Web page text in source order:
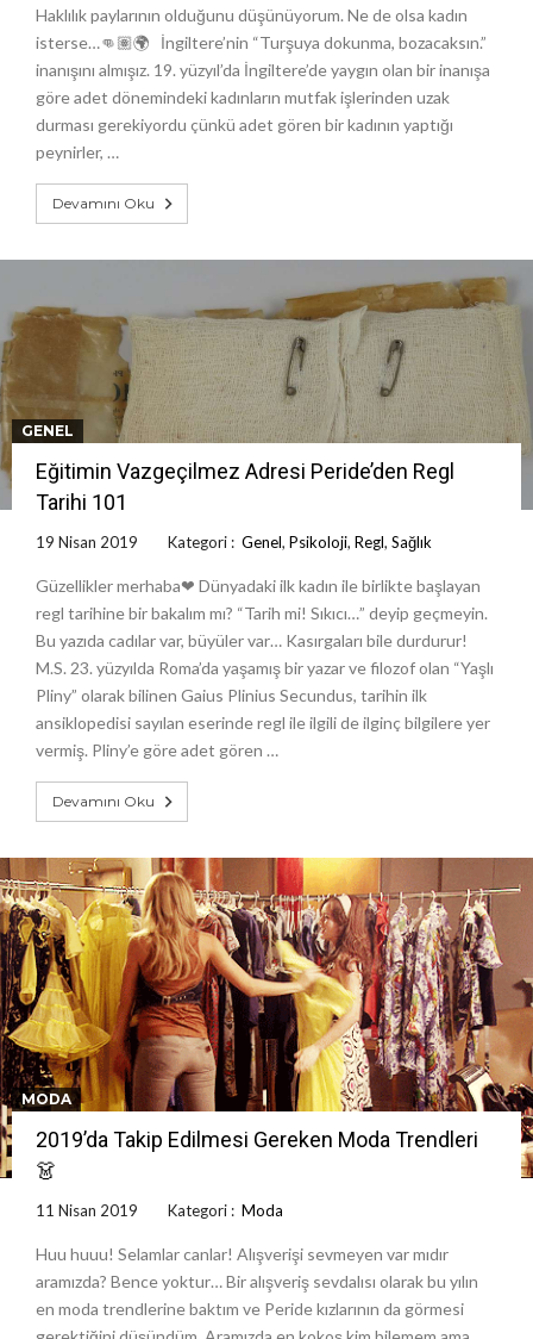
Haklılık paylarının olduğunu düşünüyorum. Ne de olsa kadın
isterse…👊🏽🌍 İngiltere’nin “Turşuya dokunma, bozacaksın.”
inanışını almışız. 19. yüzyıl’da İngiltere’de yaygın olan bir inanışa
göre adet dönemindeki kadınların mutfak işlerinden uzak
durması gerekiyordu çünkü adet gören bir kadının yaptığı
peynirler, …
Devamını Oku
GENEL
Eğitimin Vazgeçilmez Adresi Peride’den Regl
Tarihi 101
19 Nisan 2019 Kategori : Genel, Psikoloji, Regl, Sağlık
Güzellikler merhaba❤ Dünyadaki ilk kadın ile birlikte başlayan
regl tarihine bir bakalım mı? “Tarih mi! Sıkıcı…” deyip geçmeyin.
Bu yazıda cadılar var, büyüler var… Kasırgaları bile durdurur!
M.S. 23. yüzyılda Roma’da yaşamış bir yazar ve filozof olan “Yaşlı
Pliny” olarak bilinen Gaius Plinius Secundus, tarihin ilk
ansiklopedisi sayılan eserinde regl ile ilgili de ilginç bilgilere yer
vermiş. Pliny’e göre adet gören …
Devamını Oku
MODA
2019’da Takip Edilmesi Gereken Moda Trendleri
👗
11 Nisan 2019 Kategori : Moda
Huu huuu! Selamlar canlar! Alışverişi sevmeyen var mıdır
aramızda? Bence yoktur… Bir alışveriş sevdalısı olarak bu yılın
en moda trendlerine baktım ve Peride kızlarının da görmesi